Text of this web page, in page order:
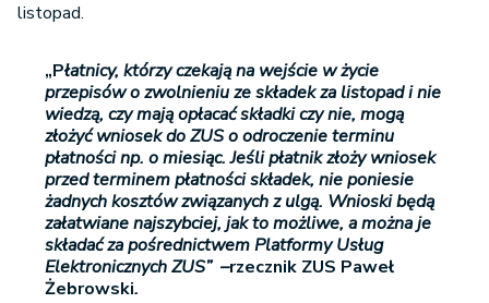
listopad.
„Płatnicy, którzy czekają na wejście w życie
przepisów o zwolnieniu ze składek za listopad i nie
wiedzą, czy mają opłacać składki czy nie, mogą
złożyć wniosek do ZUS o odroczenie terminu
płatności np. o miesiąc. Jeśli płatnik złoży wniosek
przed terminem płatności składek, nie poniesie
żadnych kosztów związanych z ulgą. Wnioski będą
załatwiane najszybciej, jak to możliwe, a można je
składać za pośrednictwem Platformy Usług
Elektronicznych ZUS” –rzecznik ZUS Paweł
Żebrowski.